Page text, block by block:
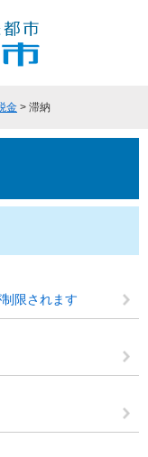
金 > 滞納
限されます